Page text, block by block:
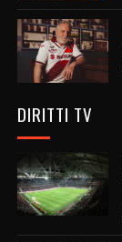
DIRITTI TV